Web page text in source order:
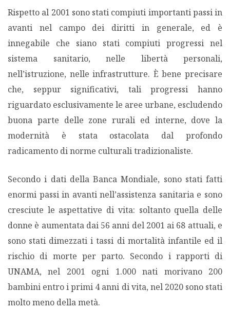
Rispetto al 2001 sono stati compiuti importanti passi in
avanti nel campo dei diritti in generale, ed è
innegabile che siano stati compiuti progressi nel
sistema sanitario, nelle libertà personali,
nell’istruzione, nelle infrastrutture. È bene precisare
che, seppur significativi, tali progressi hanno
riguardato esclusivamente le aree urbane, escludendo
buona parte delle zone rurali ed interne, dove la
modernità è stata ostacolata dal profondo
radicamento di norme culturali tradizionaliste.
Secondo i dati della Banca Mondiale, sono stati fatti
enormi passi in avanti nell’assistenza sanitaria e sono
cresciute le aspettative di vita: soltanto quella delle
donne è aumentata dai 56 anni del 2001 ai 68 attuali, e
sono stati dimezzati i tassi di mortalità infantile ed il
rischio di morte per parto. Secondo i rapporti di
UNAMA, nel 2001 ogni 1.000 nati morivano 200
bambini entro i primi 4 anni di vita, nel 2020 sono stati
molto meno della metà.